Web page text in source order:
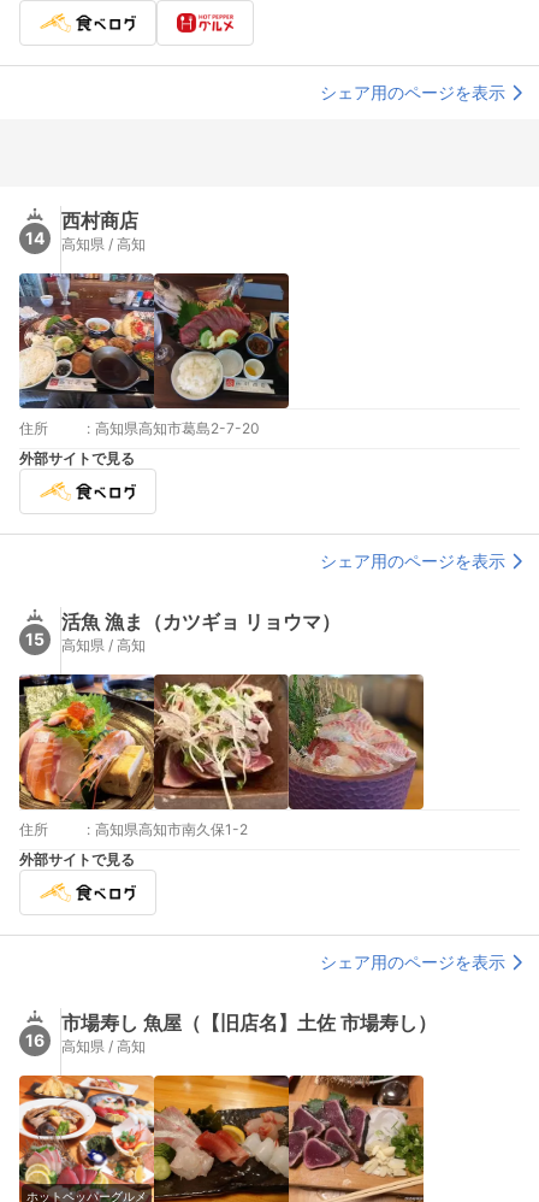
シェア用のページを表示
14
西村商店
高知県 / 高知
住所 : 高知県高知市葛島2-7-20
外部サイトで見る
シェア用のページを表示
15
活魚 漁ま（カツギョ リョウマ）
高知県 / 高知
住所 : 高知県高知市南久保1-2
外部サイトで見る
シェア用のページを表示
16
市場寿し 魚屋（【旧店名】土佐 市場寿し）
高知県 / 高知
ホットペッパーグルメ